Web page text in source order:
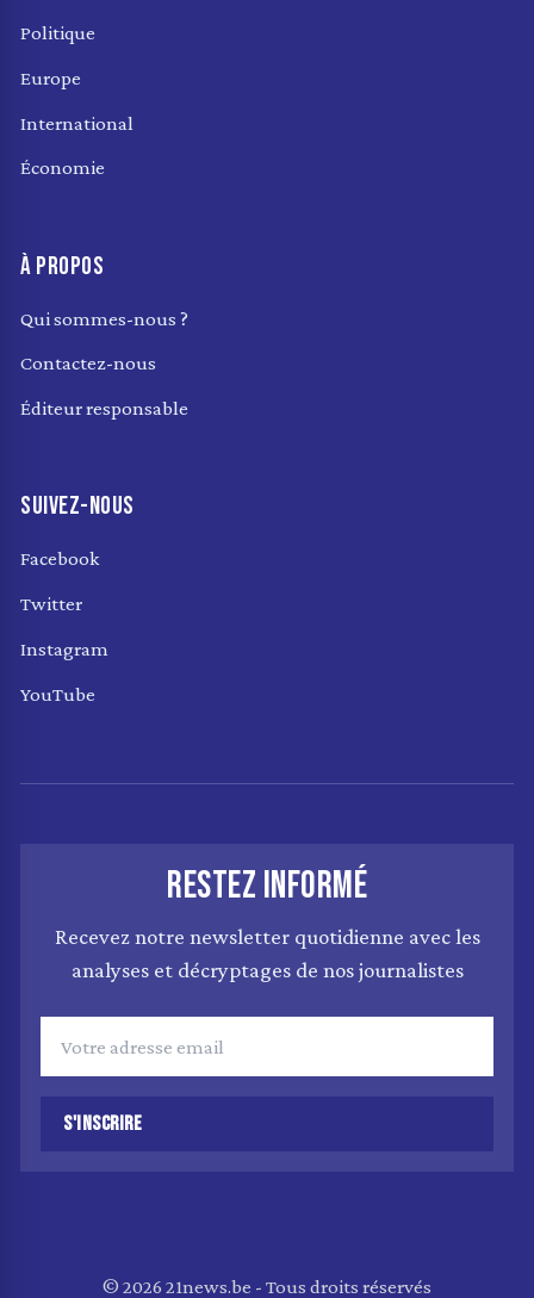
Politique
Europe
International
Économie
À PROPOS
Qui sommes-nous ?
Contactez-nous
Éditeur responsable
SUIVEZ-NOUS
Facebook
Twitter
Instagram
YouTube
RESTEZ INFORMÉ
Recevez notre newsletter quotidienne avec les
analyses et décryptages de nos journalistes
S'INSCRIRE
© 2026 21news.be - Tous droits réservés